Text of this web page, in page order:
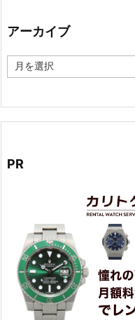
ー
アーカイブ
ー
PR